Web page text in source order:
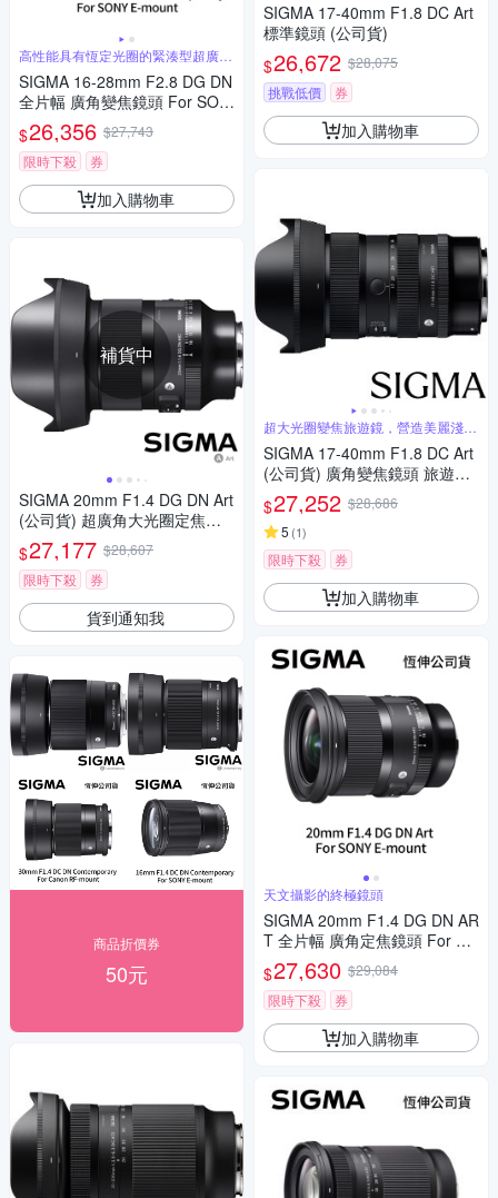
高性能具有恆定光圈的緊湊型超廣角
變焦
SIGMA 16-28mm F2.8 DG DN
全片幅 廣角變焦鏡頭 For SON
Y E-mount (公司貨)
$26,356 $27,743
限時下殺
券
加入購物車
補貨中
SIGMA 20mm F1.4 DG DN Art
(公司貨) 超廣角大光圈定焦鏡
全片幅微單眼鏡頭 星空 天文鏡
$27,177 $28,607
限時下殺
券
貨到通知我
商品折價券
50元
SIGMA 17-40mm F1.8 DC Art
標準鏡頭 (公司貨)
$26,672 $28,075
挑戰低價
券
加入購物車
超大光圈變焦旅遊鏡，營造美麗淺景
深
SIGMA 17-40mm F1.8 DC Art
(公司貨) 廣角變焦鏡頭 旅遊鏡
APS-C 無反微單眼鏡頭
$27,252 $28,686
5 (1)
限時下殺 券
加入購物車
天文攝影的終極鏡頭
SIGMA 20mm F1.4 DG DN AR
T 全片幅 廣角定焦鏡頭 For SO
NY E-mount (公司貨)
$27,630 $29,084
限時下殺
券
加入購物車